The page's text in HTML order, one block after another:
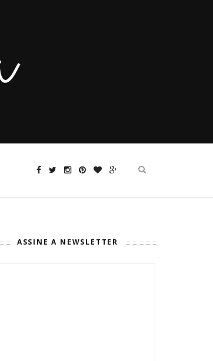
ASSINE A NEWSLETTER